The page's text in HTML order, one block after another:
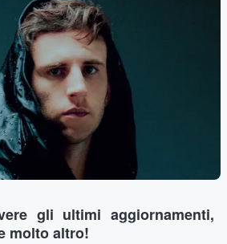
gli ultimi aggiornamenti,
molto altro!